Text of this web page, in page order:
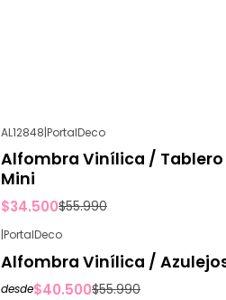
AL12848|PortalDeco
Alfombra Vinílica /
Mini
$34.500$55.990
|PortalDeco
Alfombra Vinílica /
desde$40.500$55.990